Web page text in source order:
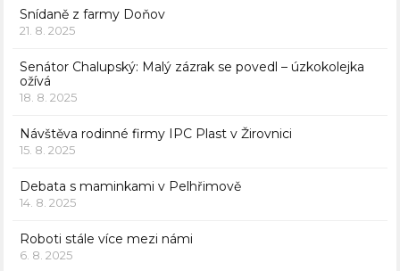
Snídaně z farmy Doňov
21. 8. 2025
Senátor Chalupský: Malý zázrak se povedl – úzkokolejka
ožívá
18. 8. 2025
Návštěva rodinné firmy IPC Plast v Žirovnici
15. 8. 2025
Debata s maminkami v Pelhřimově
14. 8. 2025
Roboti stále více mezi námi
6. 8. 2025